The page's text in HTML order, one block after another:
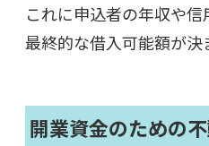
これに申込者の年収や
最終的な借入可能額が決
開業資金のための